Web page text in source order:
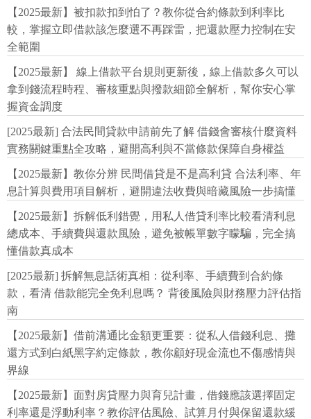
【2025最新】被扣款扣到怕了？教你從合約條款到利率比
較，掌握立即借款該怎麼選不再踩雷，把還款壓力控制在安
全範圍
【2025最新】 線上借款平台規則更新後，線上借款多久可以
拿到錢流程時程、審核重點與撥款細節全解析，幫你安心掌
握資金調度
[2025最新] 合法民間貸款申請前先了解 借錢會審核什麼資料
實務關鍵重點全攻略，避開高利與不當條款保障自身權益
【2025最新】教你分辨 民間借貸是不是高利貸 合法利率、年
息計算與費用項目解析，避開違法收費與暗藏風險一步搞懂
【2025最新】拆解低利錯覺，用私人借貸利率比較看清利息
總成本、手續費與還款風險，避免被帳單數字矇騙，完全搞
懂借款真成本
[2025最新] 拆解無息話術真相：從利率、手續費到合約條
款，看清 借款能完全免利息嗎？ 背後風險與財務壓力評估指
南
【2025最新】借前溝通比金額更重要：從私人借錢利息、攤
還方式到白紙黑字約定條款，教你顧好現金流也不傷感情與
界線
【2025最新】面對房貸壓力與育兒計畫，借錢應該選擇固定
利率還是浮動利率？教你評估風險、試算月付與保留還款緩